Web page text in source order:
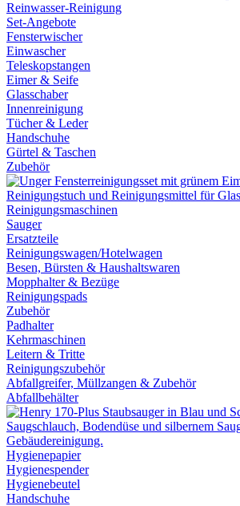
Reinwasser-Reinigung
Set-Angebote
Fensterwischer
Einwascher
Teleskopstangen
Eimer & Seife
Glasschaber
Innenreinigung
Tücher & Leder
Handschuhe
Gürtel & Taschen
Zubehör
Reinigungsmaschinen
Sauger
Ersatzteile
Reinigungswagen/Hotelwagen
Besen, Bürsten & Haushaltswaren
Mopphalter & Bezüge
Reinigungspads
Zubehör
Padhalter
Kehrmaschinen
Leitern & Tritte
Reinigungszubehör
Abfallgreifer, Müllzangen & Zubehör
Abfallbehälter
Hygienepapier
Hygienespender
Hygienebeutel
Handschuhe